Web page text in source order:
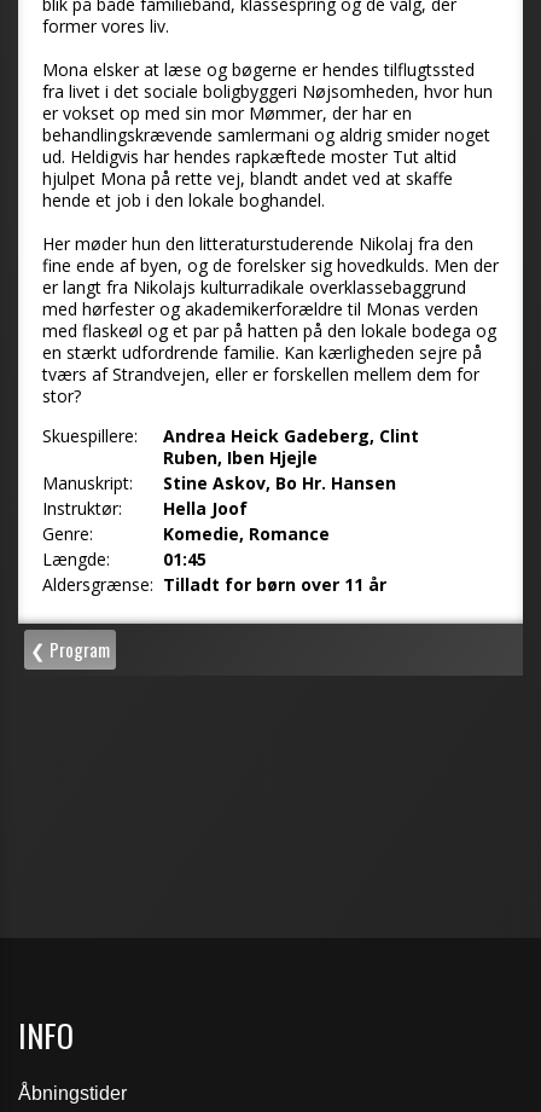
INFO
Åbningstider